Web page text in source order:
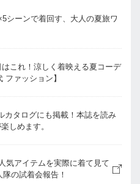
シーンで着回す、大人の夏旅ワ
これ！涼しく着映える夏コーデ
ファッション】
カタログにも掲載！本誌を読み
しめます。
気アイテムを実際に着て見て
の試着会報告！